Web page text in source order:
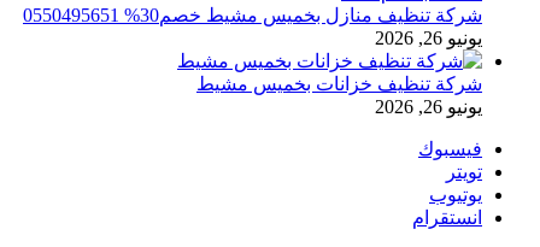
شركة تنظيف منازل بخميس مشيط خصم30% 0550495651
يونيو 26, 2026
شركة تنظيف خزانات بخميس مشيط
يونيو 26, 2026
فيسبوك
تويتر
يوتيوب
انستقرام